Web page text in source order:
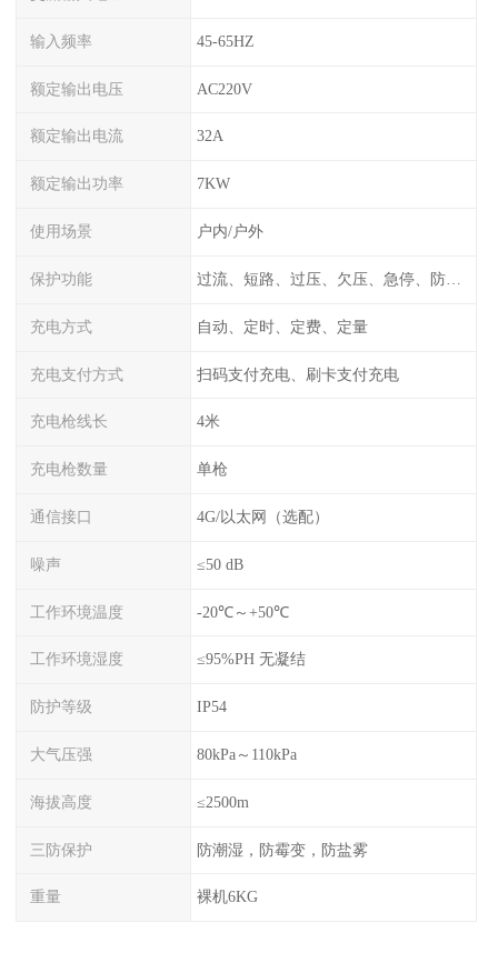
输入频率 45-65HZ
额定输出电压 AC220V
额定输出电流 32A
额定输出功率 7KW
使用场景 户内/户外
保护功能 过流、短路、过压、欠压、急停、防雷、漏电保护
充电方式 自动、定时、定费、定量
充电支付方式 扫码支付充电、刷卡支付充电
充电枪线长 4米
充电枪数量 单枪
通信接口 4G/以太网（选配）
噪声 ≤50 dB
工作环境温度 -20℃～+50℃
工作环境湿度 ≤95%PH 无凝结
防护等级 IP54
大气压强 80kPa～110kPa
海拔高度 ≤2500m
三防保护 防潮湿，防霉变，防盐雾
重量 裸机6KG